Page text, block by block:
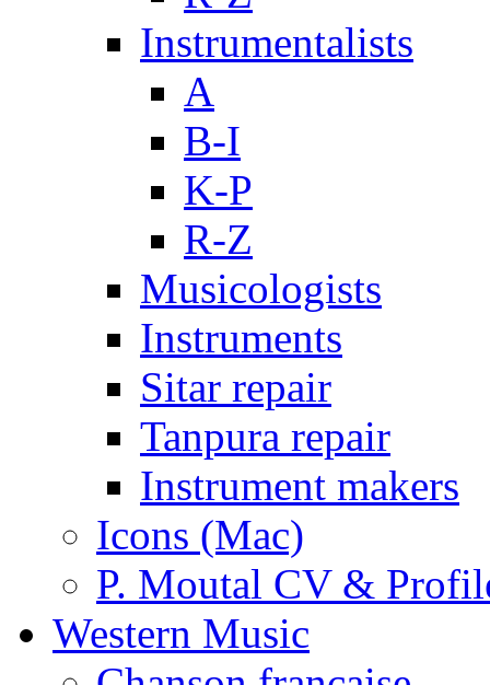
Instrumentalists
A
B-I
K-P
R-Z
Musicologists
Instruments
Sitar repair
Tanpura repair
Instrument makers
Icons (Mac)
P. Moutal CV &
Western Music